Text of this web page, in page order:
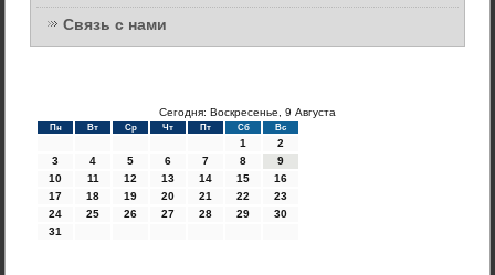
Связь с нами
Сегодня: Воскресенье, 9 Августа
Пн Вт Ср Чт Пт Сб Вс
1
2
3
4 5 6 7 8
9
10
11 12 13 14 15
16
17
18 19 20 21 22
23
24
25 26 27 28 29
30
31